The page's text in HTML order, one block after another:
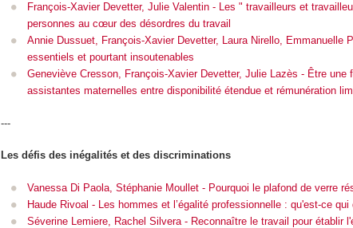
François-Xavier Devetter, Julie Valentin - Les " travailleurs et
personnes au cœur des désordres du travail
Annie Dussuet, François-Xavier Devetter, Laura Nirello, Emmanuelle
essentiels et pourtant insoutenables
Geneviève Cresson, François-Xavier Devetter, Julie Lazès - Être
assistantes maternelles entre disponibilité étendue et rémunération
---
Les défis des inégalités et des discriminations
Vanessa Di Paola, Stéphanie Moullet - Pourquoi le plafond de verre
Haude Rivoal - Les hommes et l’égalité professionnelle : qu'est-ce
Séverine Lemiere, Rachel Silvera - Reconnaître le travail pour établir